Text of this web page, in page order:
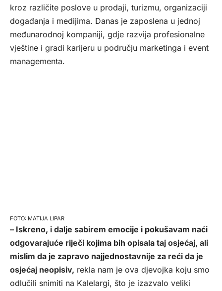
kroz različite poslove u prodaji, turizmu, organizaciji
događanja i medijima. Danas je zaposlena u jednoj
međunarodnoj kompaniji, gdje razvija profesionalne
vještine i gradi karijeru u području marketinga i event
managementa.
MATIJA LIPAR
– Iskreno, i dalje sabirem emocije i pokušavam naći
odgovarajuće riječi kojima bih opisala taj osjećaj, ali
mislim da je zapravo najjednostavnije za reći da je
osjećaj neopisiv, rekla nam je ova djevojka koju smo
odlučili snimiti na Kalelargi, što je izazvalo veliki